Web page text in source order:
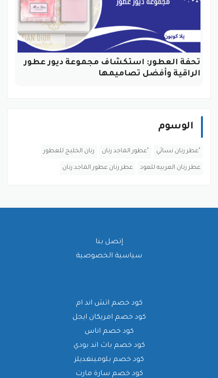
تحفة العطور: استكشاف مجموعة ديور عطور
الراقية وأفضل تصاميمها
الوسوم
"عطر رنان نسائي "عطور الماجد رنان رنان الخليج للعطور
عطر رنان العربيه للعود عطر رنان عطور الماجد رنان
إتصل بنا
سياسية الخصوصية
كود خصم اتش اند ام
كود خصم امريكان ايجل
كود خصم اناس
كود خصم باث اند بودي
كود خصم بلومينغديلز
كود خصم سارة مارت